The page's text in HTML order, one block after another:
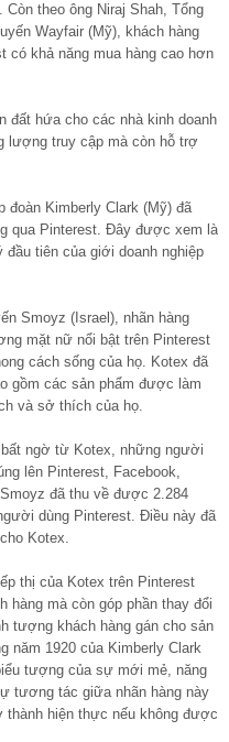
theo ông Niraj Shah, Tổng
Wayfair (Mỹ), khách hàng
có khả năng mua hàng cao hơn
đất hứa cho các nhà kinh doanh
lượng truy cập mà còn hỗ trợ
đoàn Kimberly Clark (Mỹ) đã
qua Pinterest. Đây được xem là
đầu tiên của giới doanh nghiệp
Smoyz (Israel), nhãn hàng
mặt nữ nổi bật trên Pinterest
cách sống của họ. Kotex đã
gồm các sản phẩm được làm
và sở thích của họ.
ngờ từ Kotex, những người
lên Pinterest, Facebook,
đã thu về được 2.284
dùng Pinterest. Điều này đã
Kotex.
thị của Kotex trên Pinterest
mà còn góp phần thay đổi
tượng khách hàng gán cho sản
năm 1920 của Kimberly Clark
tượng của sự mới mẻ, năng
tương tác giữa nhãn hàng này
hiện thực nếu không được